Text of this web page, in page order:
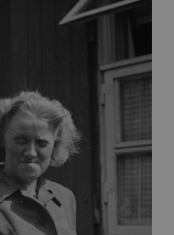
z
zvyků […]